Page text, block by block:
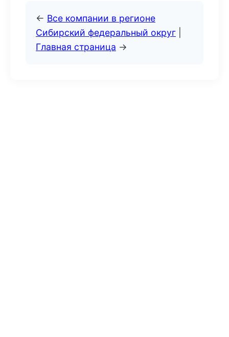
← Все компании в регионе
Сибирский федеральный округ
Главная страница →